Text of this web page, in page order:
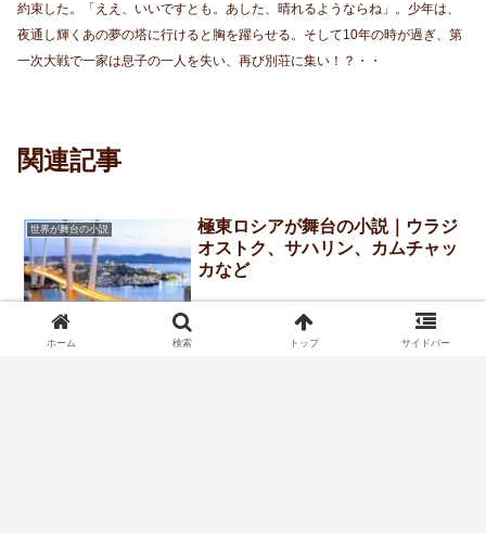
約束した。「ええ、いいですとも。あした、晴れるようならね」。少年は、
夜通し輝くあの夢の塔に行けると胸を躍らせる。そして10年の時が過ぎ、第
一次大戦で一家は息子の一人を失い、再び別荘に集い！？・・
関連記事
世界が舞台の小説
極東ロシアが舞台の小説｜ウラジ
オストク、サハリン、カムチャッ
カなど
ホーム 検索 トップ サイドバー